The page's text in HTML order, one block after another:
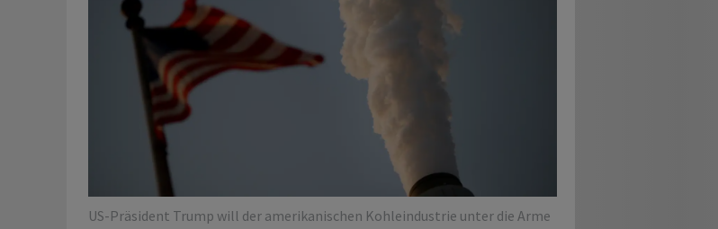
US-Präsident Trump will der amerikanischen Kohleindustrie unter die Arme